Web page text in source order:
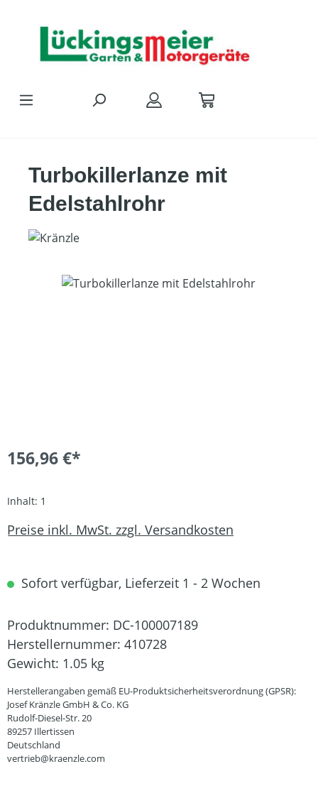
Turbokillerlanze mit
Edelstahlrohr
Bildergalerie überspringen
156,96 €*
Inhalt: 1
Preise inkl. MwSt. zzgl. Versandkosten
Sofort verfügbar, Lieferzeit 1 - 2 Wochen
Produktnummer: DC-100007189
Herstellernummer: 410728
Gewicht: 1.05 kg
Herstellerangaben gemäß EU-Produktsicherheitsverordnung (GPSR):
Josef Kränzle GmbH & Co. KG
Rudolf-Diesel-Str. 20
89257 Illertissen
Deutschland
vertrieb@kraenzle.com